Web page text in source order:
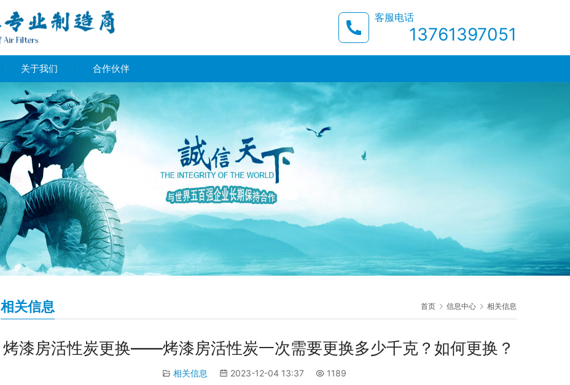
客服电话
13761397051
关于我们 合作伙伴
首页 信息中心 相关信息
相关信息
烤漆房活性炭更换——烤漆房活性炭一次需要更换多少千克？如何更换？
相关信息 2023-12-04 13:37 1189